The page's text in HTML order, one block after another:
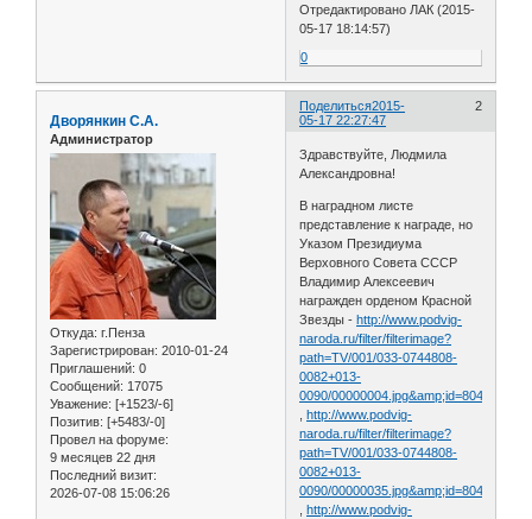
Отредактировано ЛАК (2015-
05-17 18:14:57)
0
Поделиться 2
2015-
05-17 22:27:47
Дворянкин С.А.
Администратор
Откуда: г.Пенза
Зарегистрирован: 2010-01-24
Приглашений: 0
Сообщений: 17075
Уважение: [+1523/-6]
Позитив: [+5483/-0]
Провел на форуме:
9 месяцев 22 дня
Последний визит:
2026-07-08 15:06:26
Здравствуйте, Людмила
Александровна!
В наградном листе
представление к награде, но
Указом Президиума
Верховного Совета СССР
Владимир Алексеевич
награжден орденом Красной
Звезды - http://www.podvig-
naroda.ru/filter/filterimage?
path=TV/001/033-0744808-
0082+013-
0090/
http://www.podvig-
naroda.ru/filter/filterimage?
path=TV/001/033-0744808-
0082+013-
0090/
http://www.podvig-